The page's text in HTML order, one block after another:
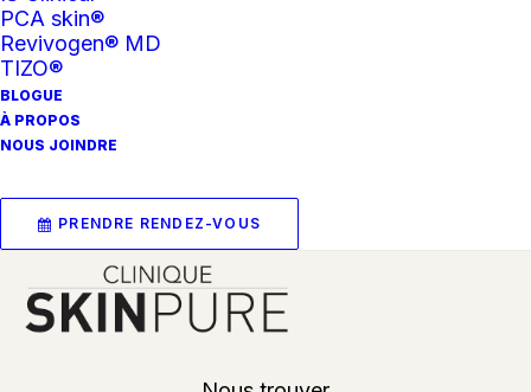
PCA skin®
Revivogen® MD
TIZO®
BLOGUE
À PROPOS
NOUS JOINDRE
PRENDRE RENDEZ-VOUS
Trousse Post-Procedure (travel size)
85.00$